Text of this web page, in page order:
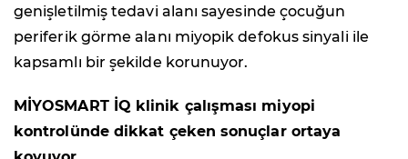
genişletilmiş tedavi alanı sayesinde çocuğun
periferik görme alanı miyopik defokus sinyali ile
kapsamlı bir şekilde korunuyor.
MİYOSMART İQ klinik çalışması miyopi
kontrolünde dikkat çeken sonuçlar ortaya